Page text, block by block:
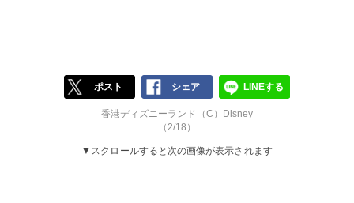
ポスト シェア LINEする
香港ディズニーランド（C）Disney
（2/18）
▼スクロールすると次の画像が表示されます